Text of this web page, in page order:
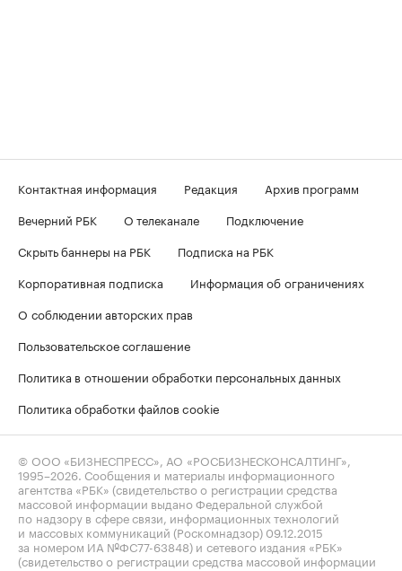
Контактная информация Редакция
Архив программ
Вечерний РБК
О телеканале
Подключение
Скрыть баннеры на РБК
Подписка на РБК
Корпоративная подписка
Информация об ограничениях
О соблюдении авторских прав
Пользовательское соглашение
Политика в отношении обработки персональных данных
Политика обработки файлов cookie
© ООО «БИЗНЕСПРЕСС», АО «РОСБИЗНЕСКОНСАЛТИНГ»,
1995–2026. Сообщения и материалы информационного
агентства «РБК» (свидетельство о регистрации средства
массовой информации выдано Федеральной службой
по надзору в сфере связи, информационных технологий
и массовых коммуникаций (Роскомнадзор) 09.12.2015
за номером ИА №ФС77-63848) и сетевого издания «РБК»
(свидетельство о регистрации средства массовой информации